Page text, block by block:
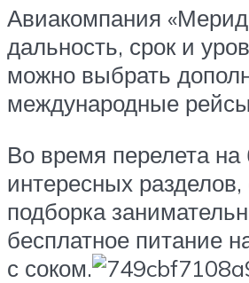
Авиакомпания
дальность, срок и
можно выбрать
международные
Во время перелета
интересных
подборка
бесплатное питание
с соком.